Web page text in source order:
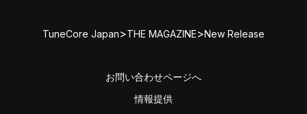
TuneCore Japan>THE MAGAZINE>New Release
お問い合わせページへ
情報提供